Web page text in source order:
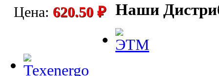
Цена: 620.50 ₽ Наши